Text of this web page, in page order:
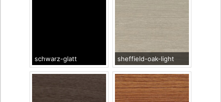
schwarz-glatt sheffield-oak-light